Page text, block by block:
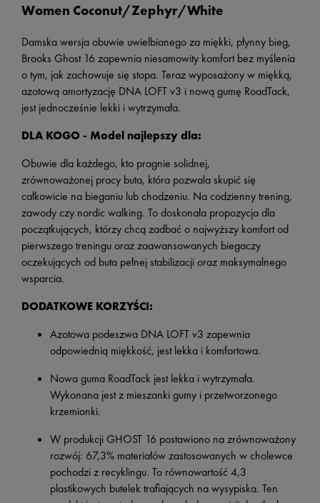
Women Coconut/Zephyr/White
Damska wersja obuwie uwielbianegoza miękki, płynny bieg,
Brooks Ghost 16 zapewnia niesamowity komfort bez myślenia
o tym, jak zachowuje się stopa. Teraz wyposażony w miękką,
azotową amortyzację DNA LOFT v3 i nową gumę RoadTack,
jest jednocześnie lekki i wytrzymała.
DLA KOGO - Model najlepszy dla:
Obuwie dla każdego, kto pragnie solidnej,
zrównoważonej pracy buta, która pozwala skupić się
całkowicie na bieganiu lub chodzeniu. Na codzienny trening,
zawody czy nordic walking. To doskonała propozycja dla
początkujących, którzy chcą zadbać o najwyższy komfort od
pierwszego treningu oraz zaawansowanych biegaczy
oczekujących od buta pełnej stabilizacji oraz maksymalnego
wsparcia.
DODATKOWE KORZYŚCI:
Azotowa podeszwa DNA LOFT v3 zapewnia
odpowiednią miękkość, jest lekka i komfortowa.
Nowa guma RoadTack jest lekka i wytrzymała.
Wykonana jest z mieszanki gumy i przetworzonego
krzemionki.
W produkcji GHOST 16 postawiono na zrównoważony
rozwój: 67,3% materiałów zastosowanych w cholewce
pochodzi z recyklingu. To równowartość 4,3
plastikowych butelek trafiających na wysypiska. Ten